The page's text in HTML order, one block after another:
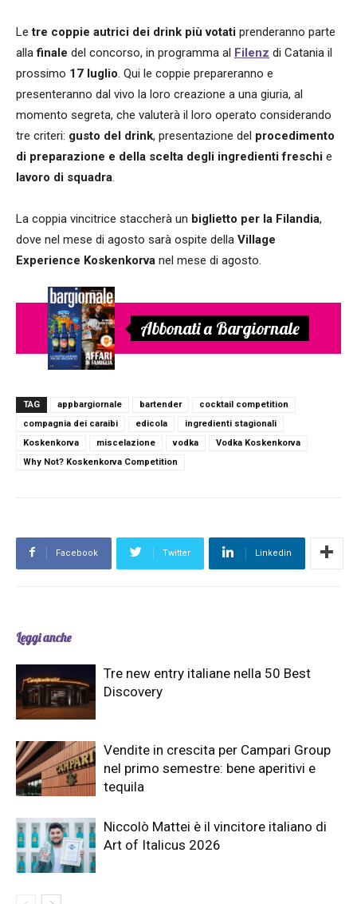
Letre coppie autrici dei drink più votati prenderanno parte
allafinale del concorso, in programma al Filenz di Catania il
prossimo 17 luglio. Qui le coppie prepareranno e
presenteranno dal vivo la loro creazione a una giuria, al
momento segreta, che valuterà il loro operato considerando
tre criteri: gusto del drink, presentazione del procedimento
di preparazione e della scelta degli ingredienti freschi e
lavoro di squadra.
La coppia vincitrice staccherà un biglietto per la Filandia,
dove nel mese di agosto sarà ospite della Village
Experience Koskenkorva nel mese di agosto.
Abbonati a Bargiornale
TAG appbargiornale bartender
cocktail competition
compagnia dei caraibi
edicola
ingredienti stagionali
Koskenkorva
miscelazione vodka
Vodka Koskenkorva
Why Not? Koskenkorva Competition
Facebook Twitter Linkedin
Leggi anche
Tre new entry italiane nella 50 Best
Discovery
Vendite in crescita per Campari Group
nel primo semestre: bene aperitivi e
tequila
Niccolò Mattei è il vincitore italiano di
Art of Italicus 2026